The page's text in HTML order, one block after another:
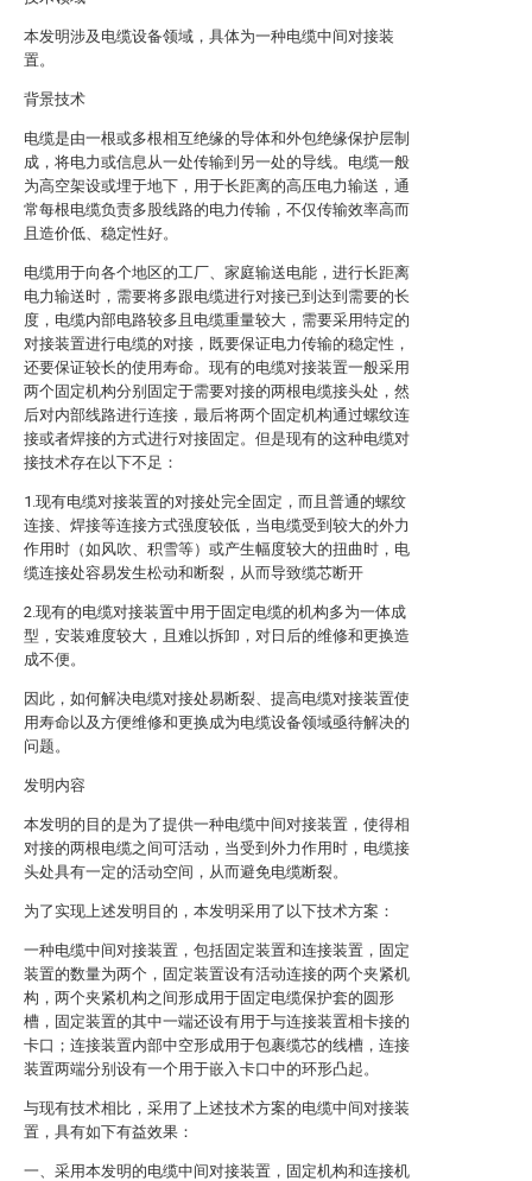
本发明涉及电缆设备领域，具体为一种电缆中间对接装
置。
背景技术
电缆是由一根或多根相互绝缘的导体和外包绝缘保护层制
成，将电力或信息从一处传输到另一处的导线。电缆一般
为高空架设或埋于地下，用于长距离的高压电力输送，通
常每根电缆负责多股线路的电力传输，不仅传输效率高而
且造价低、稳定性好。
电缆用于向各个地区的工厂、家庭输送电能，进行长距离
电力输送时，需要将多跟电缆进行对接已到达到需要的长
度，电缆内部电路较多且电缆重量较大，需要采用特定的
对接装置进行电缆的对接，既要保证电力传输的稳定性，
还要保证较长的使用寿命。现有的电缆对接装置一般采用
两个固定机构分别固定于需要对接的两根电缆接头处，然
后对内部线路进行连接，最后将两个固定机构通过螺纹连
接或者焊接的方式进行对接固定。但是现有的这种电缆对
接技术存在以下不足：
1.现有电缆对接装置的对接处完全固定，而且普通的螺纹
连接、焊接等连接方式强度较低，当电缆受到较大的外力
作用时（如风吹、积雪等）或产生幅度较大的扭曲时，电
缆连接处容易发生松动和断裂，从而导致缆芯断开
2.现有的电缆对接装置中用于固定电缆的机构多为一体成
型，安装难度较大，且难以拆卸，对日后的维修和更换造
成不便。
因此，如何解决电缆对接处易断裂、提高电缆对接装置使
用寿命以及方便维修和更换成为电缆设备领域亟待解决的
问题。
发明内容
本发明的目的是为了提供一种电缆中间对接装置，使得相
对接的两根电缆之间可活动，当受到外力作用时，电缆接
头处具有一定的活动空间，从而避免电缆断裂。
为了实现上述发明目的，本发明采用了以下技术方案：
一种电缆中间对接装置，包括固定装置和连接装置，固定
装置的数量为两个，固定装置设有活动连接的两个夹紧机
构，两个夹紧机构之间形成用于固定电缆保护套的圆形
槽，固定装置的其中一端还设有用于与连接装置相卡接的
卡口；连接装置内部中空形成用于包裹缆芯的线槽，连接
装置两端分别设有一个用于嵌入卡口中的环形凸起。
与现有技术相比，采用了上述技术方案的电缆中间对接装
置，具有如下有益效果：
一、采用本发明的电缆中间对接装置，固定机构和连接机